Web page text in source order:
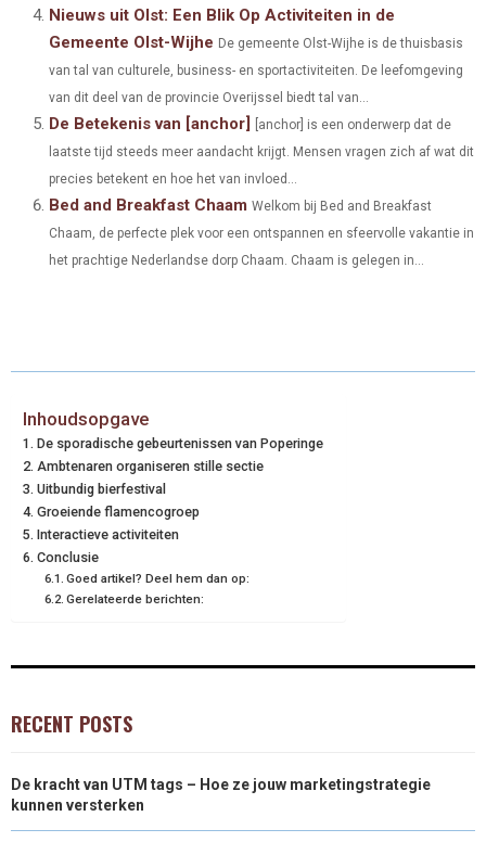
)
Nieuws uit Olst: Een Blik Op Activiteiten in de
Gemeente Olst-Wijhe De gemeente Olst-Wijhe is de thuisbasis
van tal van culturele, business- en sportactiviteiten. De leefomgeving
van dit deel van de provincie Overijssel biedt tal van...
De Betekenis van [anchor]
[anchor] is een onderwerp dat de
laatste tijd steeds meer aandacht krijgt. Mensen vragen zich af wat dit
precies betekent en hoe het van invloed...
Bed and Breakfast Chaam Welkom bij Bed and Breakfast
Chaam, de perfecte plek voor een ontspannen en sfeervolle vakantie in
het prachtige Nederlandse dorp Chaam. Chaam is gelegen in...
Inhoudsopgave
De sporadische gebeurtenissen van Poperinge
Ambtenaren organiseren stille sectie
Uitbundig bierfestival
Groeiende flamencogroep
Interactieve activiteiten
Conclusie
Goed artikel? Deel hem dan op:
Gerelateerde berichten:
RECENT POSTS
De kracht van UTM tags – Hoe ze jouw marketingstrategie
kunnen versterken